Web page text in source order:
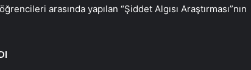
arasında yapılan “Şiddet Algısı Araştırması”nın